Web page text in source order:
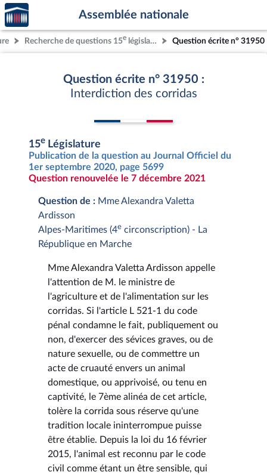
Aller au contenu
Aller en bas de la page
Accèder
à la
page
d'accueil
Assemblée nationale
Recherche de questions 15e législature Question écrite n° 31950
Question écrite n° 31950 :
Interdiction des corridas
15e Législature
Publication de la question au Journal Officiel du
1er septembre 2020, page 5699
Question renouvelée le 7 décembre 2021
Question de : Mme Alexandra Valetta
Ardisson
Alpes-Maritimes (4e circonscription) - La
République en Marche
Mme Alexandra Valetta Ardisson appelle
l'attention de M. le ministre de
l'agriculture et de l'alimentation sur les
corridas. Si l'article L 521-1 du code
pénal condamne le fait, publiquement ou
non, d'exercer des sévices graves, ou de
nature sexuelle, ou de commettre un
acte de cruauté envers un animal
domestique, ou apprivoisé, ou tenu en
captivité, le 7ème alinéa de cet article,
tolère la corrida sous réserve qu'une
tradition locale ininterrompue puisse
être établie. Depuis la loi du 16 février
2015, l'animal est reconnu par le code
civil comme étant un être sensible, qui